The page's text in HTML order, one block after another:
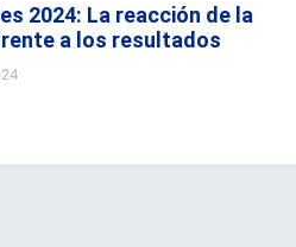
2024: La reacción de la
a los resultados